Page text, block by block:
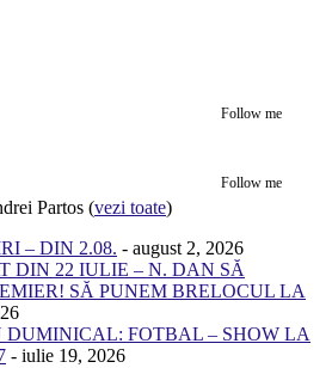
Follow me
Follow me
Partos (vezi toate)
– DIN 2.08. - august 2, 2026
DIN 22 IULIE – N. DAN SĂ
SĂ PUNEM BRELOCUL LA
DUMINICAL: FOTBAL – SHOW LA
- iulie 19, 2026